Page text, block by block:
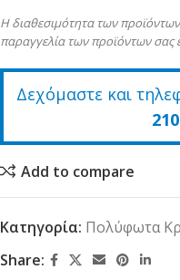
Η διαθεσιμότητα των
παραγγελία των προϊόντων σας
Δεχόμαστε και
Add to compare
Κατηγορία: Πολύφωτα
Share: